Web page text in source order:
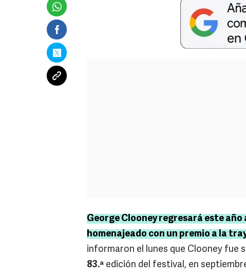
George Clooney regresará este año
homenajeado con un premio a la
informaron el lunes que Clooney fue
83.ª edición del festival, en